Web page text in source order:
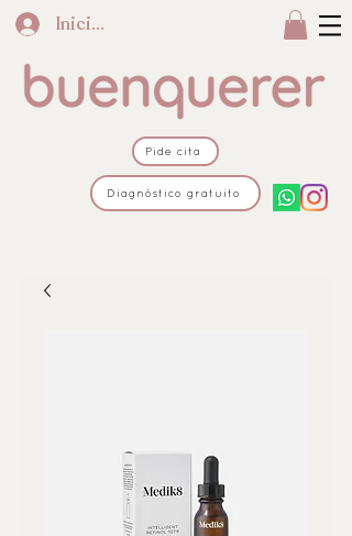
Iniciar sesión
Pide cita
Diagnóstico gratuito